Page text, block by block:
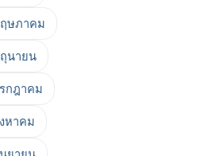
ษภาคม
นายน
กฎาคม
หาคม